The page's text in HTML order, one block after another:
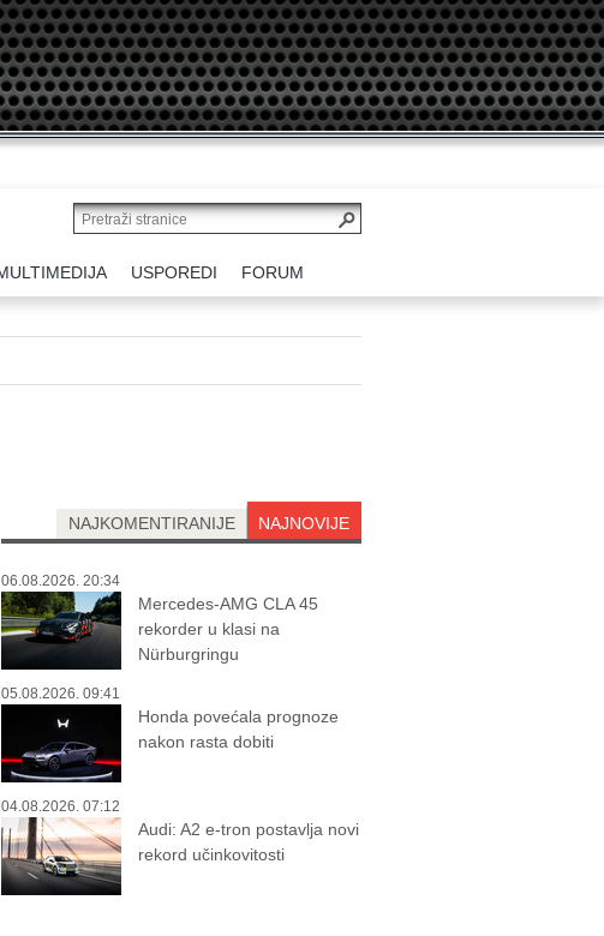
USPOREDI FORUM
NAJNOVIJE
NAJKOMENTIRANIJE
06.08.2026. 20:34
Mercedes-AMG CLA 45
rekorder u klasi na
Nürburgringu
05.08.2026. 09:41
Honda povećala prognoze
nakon rasta dobiti
04.08.2026. 07:12
Audi: A2 e-tron postavlja novi
rekord učinkovitosti